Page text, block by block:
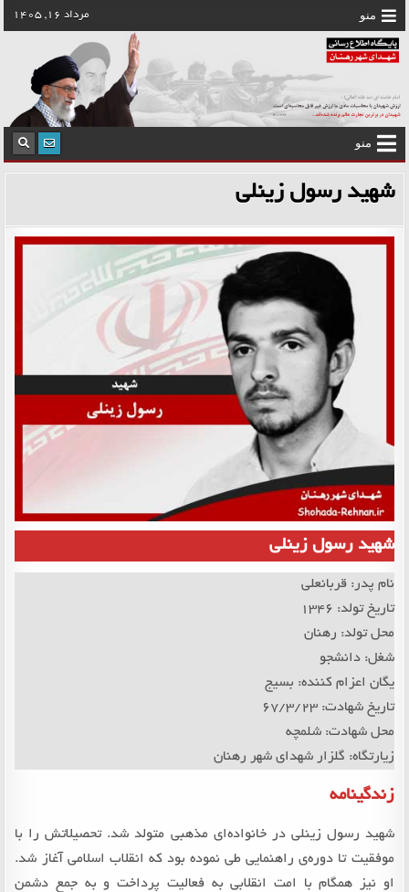
پرش
محتوا
منو مرداد 16, 1405
منو
شهید رسول زینلی
شهید رسول زینلی
نام پدر: قربانعلی
تاریخ تولد: 1346
محل تولد: رهنان
شغل: دانشجو
یگان اعزام کننده: بسیج
تاریخ شهادت: 67/3/23
محل شهادت: شلمچه
زیارتگاه: گلزار شهدای شهر رهنان
زندگینامه
شهید رسول زینلی در خانواده‌ای مذهبی متولد شد. تحصیلاتش را با
موفقیت تا دوره‌ی راهنمایی طی نموده بود که انقلاب اسلامی آغاز شد.
او نیز همگام با امت انقلابی به فعالیت پرداخت و به جمع دشمن